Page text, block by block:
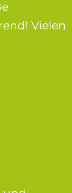
Vielen